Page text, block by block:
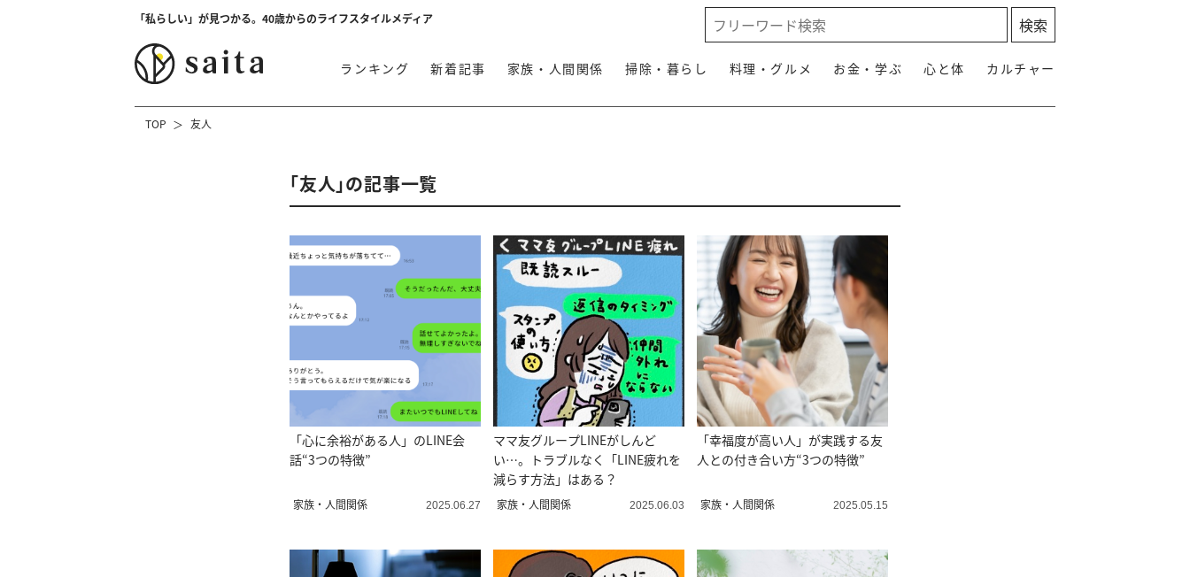
「私らしい」が見つかる。40歳からのライフスタイルメディア
ランキング 新着記事 家族・人間関係 掃除・暮らし 料理・グルメ お金・学ぶ 心と体 カルチャー
TOP 友人
「友人」の記事一覧
「心に余裕がある人」のLINE会
話“3つの特徴”
家族・人間関係 2025.06.27
ママ友グループLINEがしんど
い…。トラブルなく「LINE疲れを
減らす方法」はある？
家族・人間関係 2025.06.03
「幸福度が高い人」が実践する友
人との付き合い方“3つの特徴”
家族・人間関係 2025.05.15